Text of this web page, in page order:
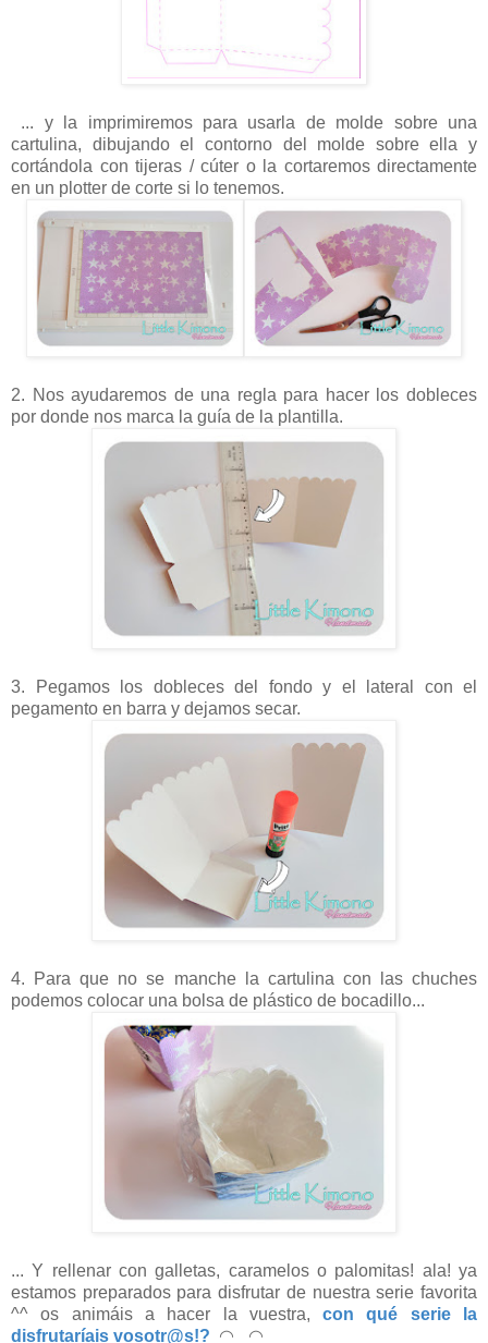
... y la imprimiremos para usarla de molde sobre una
cartulina, dibujando el contorno del molde sobre ella y
cortándola con tijeras / cúter o la cortaremos directamente
en un plotter de corte si lo tenemos.
2. Nos ayudaremos de una regla para hacer los dobleces
por donde nos marca la guía de la plantilla.
3. Pegamos los dobleces del fondo y el lateral con el
pegamento en barra y dejamos secar.
4. Para que no se manche la cartulina con las chuches
podemos colocar una bolsa de plástico de bocadillo...
... Y rellenar con galletas, caramelos o palomitas! ala! ya
estamos preparados para disfrutar de nuestra serie favorita
^^ os animáis a hacer la vuestra,con qué serie la
disfrutaríais vosotr@s!? ◠‿◠